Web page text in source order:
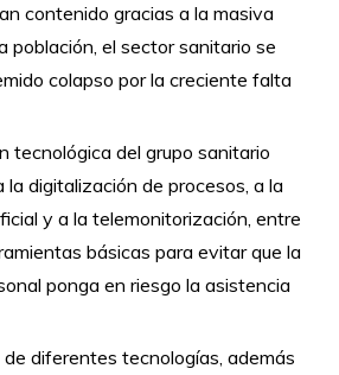
contenido gracias a la masiva
población, el sector sanitario se
colapso por la creciente falta
tecnológica del grupo sanitario
la digitalización de procesos, a la
y a la telemonitorización, entre
básicas para evitar que la
ponga en riesgo la asistencia
diferentes tecnologías, además